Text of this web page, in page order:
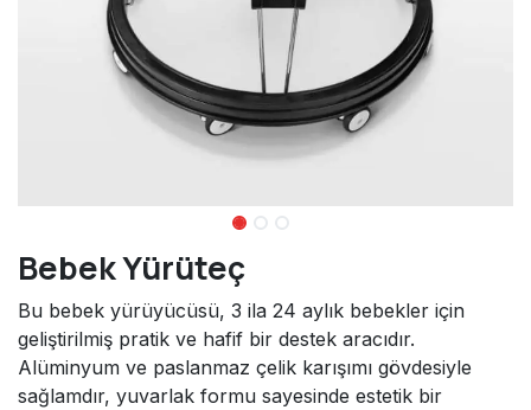
Bebek Yürüteç
Bu bebek yürüyücüsü, 3 ila 24 aylık bebekler için
geliştirilmiş pratik ve hafif bir destek aracıdır.
Alüminyum ve paslanmaz çelik karışımı gövdesiyle
sağlamdır, yuvarlak formu sayesinde estetik bir